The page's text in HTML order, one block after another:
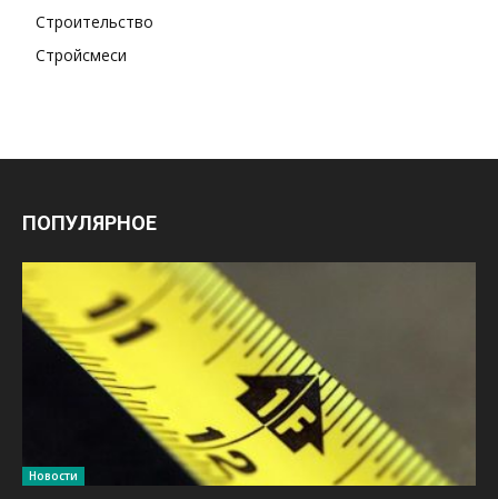
Строительство
Стройсмеси
ПОПУЛЯРНОЕ
Новости